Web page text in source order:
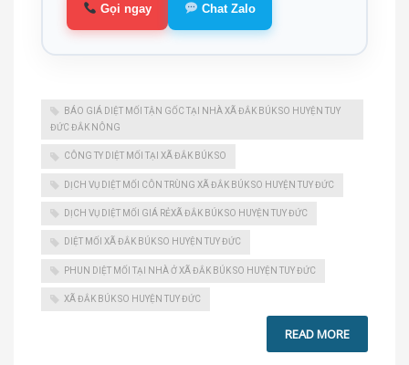
Gọi ngay Chat Zalo
BÁO GIÁ DIỆT MỐI TẬN GỐC TẠI NHÀ XÃ ĐẮK BÚK SO HUYỆN TUY
ĐỨC ĐẮK NÔNG
CÔNG TY DIỆT MỐI TẠI XÃ ĐẮK BÚK SO
DỊCH VỤ DIỆT MỐI CÔN TRÙNG XÃ ĐẮK BÚK SO HUYỆN TUY ĐỨC
DỊCH VỤ DIỆT MỐI GIÁ RẺXÃ ĐẮK BÚK SO HUYỆN TUY ĐỨC
DIỆT MỐI XÃ ĐẮK BÚK SO HUYỆN TUY ĐỨC
PHUN DIỆT MỐI TẠI NHÀ Ở XÃ ĐẮK BÚK SO HUYỆN TUY ĐỨC
XÃ ĐẮK BÚK SO HUYỆN TUY ĐỨC
READ MORE